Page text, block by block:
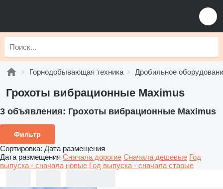
Горнодобывающая техника Дробильное
Грохоты вибрационные Maximus
3 объявления: Грохоты вибрационные Maximus
Фильтр
Сортировка: Дата размещения
Дата размещения Сначала дорогие Сначала дешевые Год
выпуска - сначала новые Год выпуска - сначала старые